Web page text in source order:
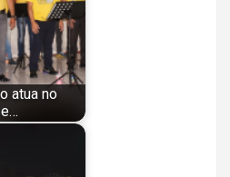
atua no